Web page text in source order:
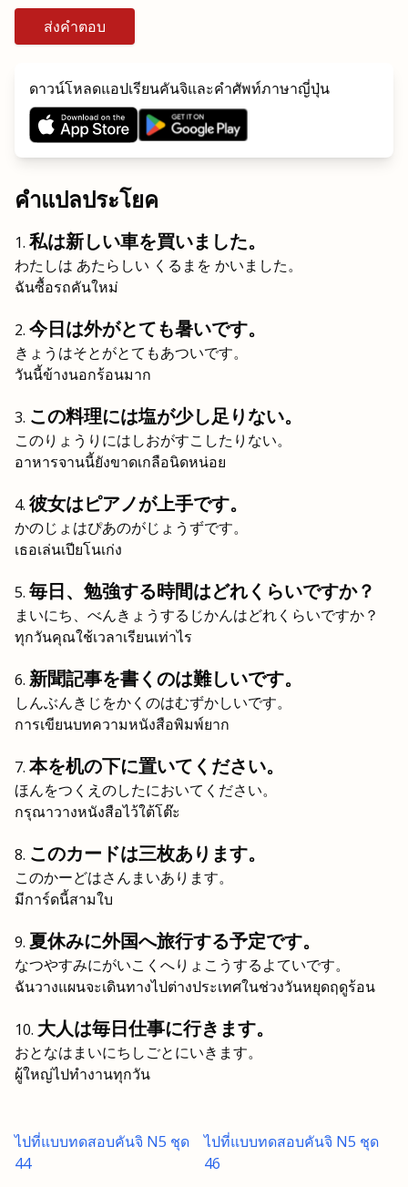
ส่งคำตอบ
ดาวน์โหลดแอปเรียนคันจิและคำศัพท์ภาษาญี่ปุ่น
คำแปลประโยค
私は新しい車を買いました。
わたしは あたらしい くるまを かいました。
ฉันซื้อรถคันใหม่
今日は外がとても暑いです。
きょうはそとがとてもあついです。
วันนี้ข้างนอกร้อนมาก
この料理には塩が少し足りない。
このりょうりにはしおがすこしたりない。
อาหารจานนี้ยังขาดเกลือนิดหน่อย
彼女はピアノが上手です。
かのじょはぴあのがじょうずです。
เธอเล่นเปียโนเก่ง
毎日、勉強する時間はどれくらいですか？
まいにち、べんきょうするじかんはどれくらいですか？
ทุกวันคุณใช้เวลาเรียนเท่าไร
新聞記事を書くのは難しいです。
しんぶんきじをかくのはむずかしいです。
การเขียนบทความหนังสือพิมพ์ยาก
本を机の下に置いてください。
ほんをつくえのしたにおいてください。
กรุณาวางหนังสือไว้ใต้โต๊ะ
このカードは三枚あります。
このかーどはさんまいあります。
มีการ์ดนี้สามใบ
夏休みに外国へ旅行する予定です。
なつやすみにがいこくへりょこうするよていです。
ฉันวางแผนจะเดินทางไปต่างประเทศในช่วงวันหยุดฤดูร้อน
大人は毎日仕事に行きます。
おとなはまいにちしごとにいきます。
ผู้ใหญ่ไปทำงานทุกวัน
ไปที่แบบทดสอบคันจิ N5 ชุด
44
ไปที่แบบทดสอบคันจิ N5 ชุด
46